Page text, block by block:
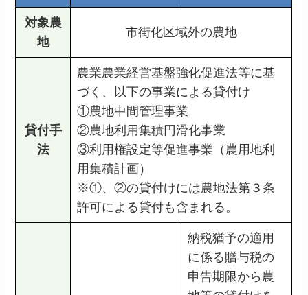
対象農
地
市街化区域外の農地
貸付手
法
農業農業経営基盤強化促進法等に基
づく、以下の事業による貸付け
①農地中間管理事業
②農地利用集積円滑化事業
③利用権設定等促進事業（農用地利
用集積計画）
※①、②の貸付けには農地法第３条
許可による貸付も含まれる。
納税猶予の適用
に係る贈与税の
申告期限から農